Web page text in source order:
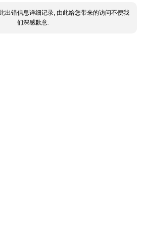
出错信息详细记录, 由此给您带来的访问不便我
们深感歉意.